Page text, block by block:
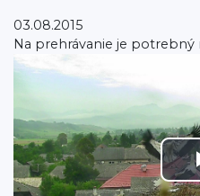
03.08.2015
Na prehrávanie je potrebný